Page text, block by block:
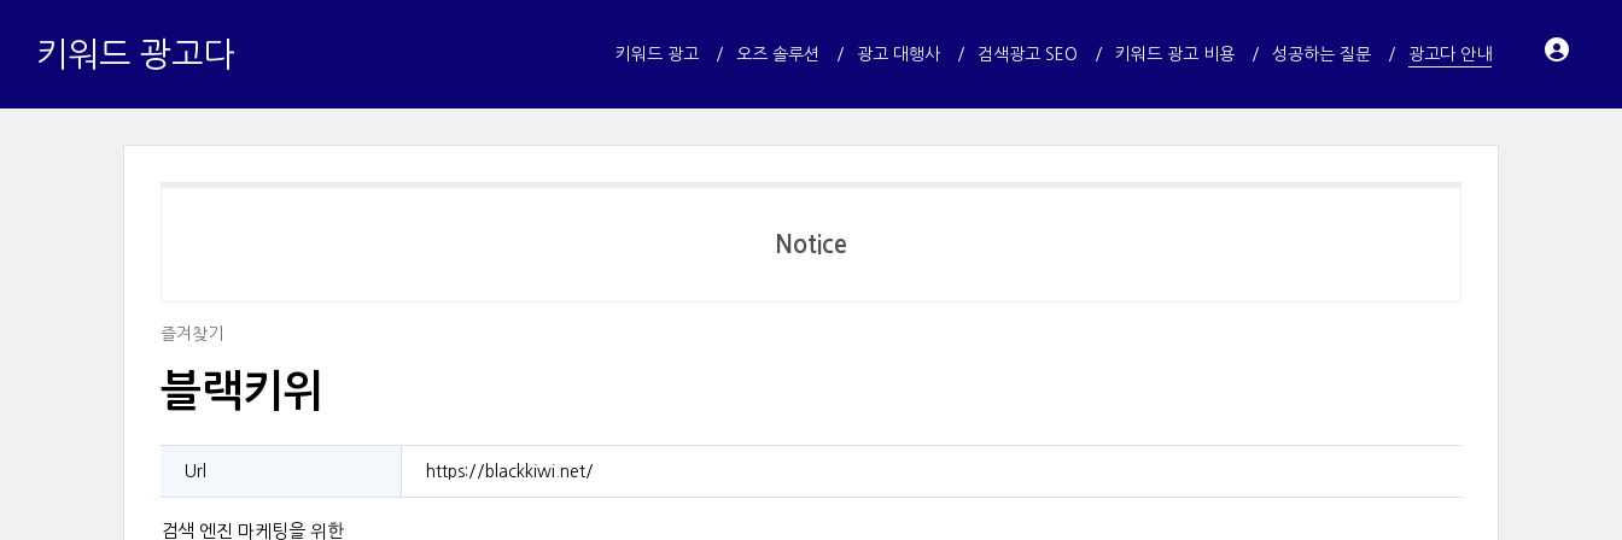
키워드 광고다 키워드 광고 오즈 솔루션 광고 대행사 검색광고 SEO 키워드 광고 비용 성공하는 질문 광고다 안내
Notice
즐겨찾기
블랙키위
Url https://blackkiwi.net/
검색 엔진 마케팅을 위한